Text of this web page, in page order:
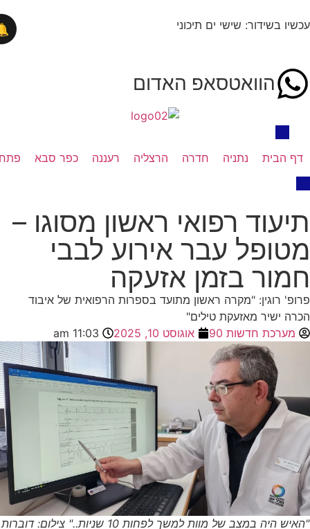
שישי ים תיכוני
הוואטסאפ האדום
נתניה חדרה הרצליה רעננה כפר סבא פתח
רפואי ראשון מסוגו –
עבר אירוע לבבי
בזמן אזעקה
"מקרה ראשון מתועד בספרות הרפואית של איבוד
מאזעקת טילים"
חדשות 90
אוגוסט 10, 2025 11:03 am
"האיש היה במצב של מוות למשך לפחות 10 שניות.." צילום: דוברות